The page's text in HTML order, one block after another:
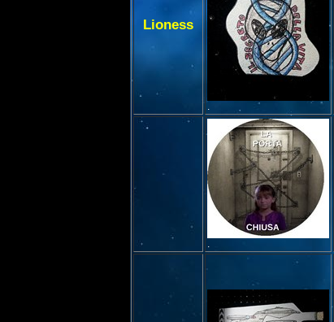
Lioness
.
.